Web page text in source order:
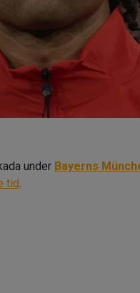
under Bayerns
tid.